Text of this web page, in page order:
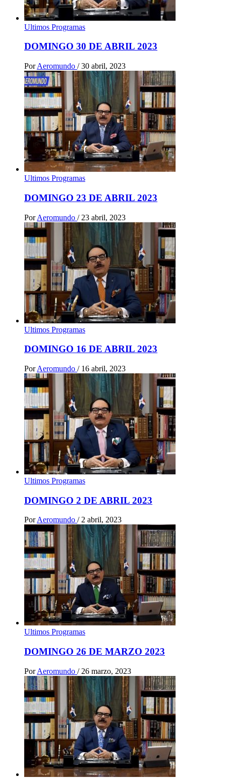
Ultimos Programas
DOMINGO 30 DE ABRIL 2023
Por Aeromundo / 30 abril, 2023
Ultimos Programas
DOMINGO 23 DE ABRIL 2023
Por Aeromundo / 23 abril, 2023
Ultimos Programas
DOMINGO 16 DE ABRIL 2023
Por Aeromundo / 16 abril, 2023
Ultimos Programas
DOMINGO 2 DE ABRIL 2023
Por Aeromundo / 2 abril, 2023
Ultimos Programas
DOMINGO 26 DE MARZO 2023
Por Aeromundo / 26 marzo, 2023